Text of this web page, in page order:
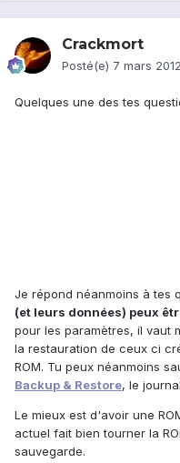
Crackmort
Posté(e) 7 mars 2012
Quelques une des tes
Je répond néanmoins à tes
(et leurs données) peux
pour les paramètres, il vaut
la restauration de ceux ci
ROM. Tu peux néanmoins
Backup & Restore, le
Le mieux est d'avoir une
actuel fait bien tourner la
sauvegarde.